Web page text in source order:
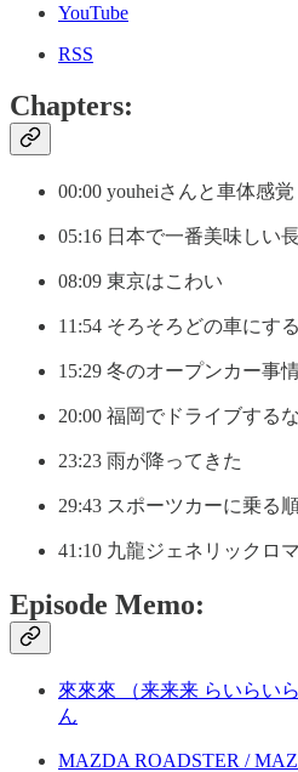
YouTube
RSS
Chapters:
00:00 youheiさんと車体感覚
05:16 日本で一番美味しい
08:09 東京はこわい
11:54 そろそろどの車にす
15:29 冬のオープンカー事
20:00 福岡でドライブする
23:23 雨が降ってきた
29:43 スポーツカーに乗る
41:10 九龍ジェネリックロ
Episode Memo:
來來來 （来来来 らいらい
ん
MAZDA ROADSTER /